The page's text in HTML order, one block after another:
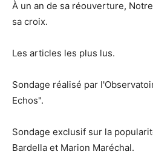
À un an de sa réouverture,
sa croix.
Les articles les plus lus.
Sondage réalisé par
Echos".
Sondage exclusif sur la
Bardella et Marion Maréchal.